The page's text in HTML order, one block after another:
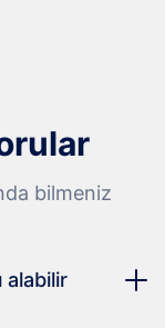
bilmeniz
alabilir